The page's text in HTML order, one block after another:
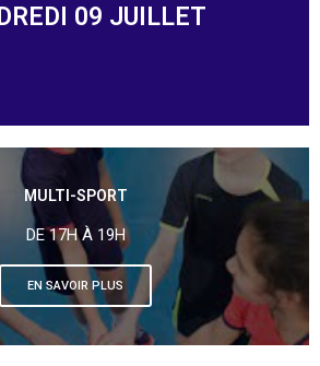
09 JUILLET
MULTI-SPORT
DE 17H À 19H
EN SAVOIR PLUS